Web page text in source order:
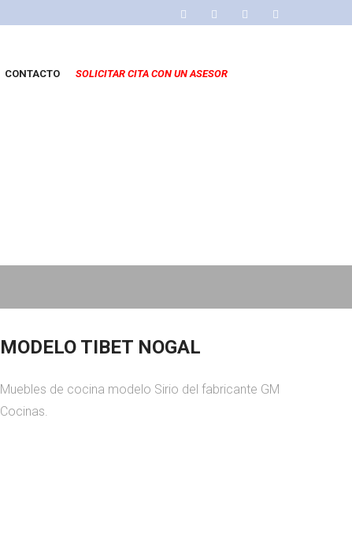
CONTACTO SOLICITAR CITA CON UN ASESOR
MODELO TIBET NOGAL
Muebles de cocina modelo Sirio del fabricante GM
Cocinas.